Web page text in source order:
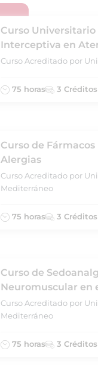
Curso
Interceptiva en
Curso Acreditado por
75 horas 3 Créditos
Curso de
Alergias
Curso Acreditado por
Mediterráneo
75 horas 3 Créditos
Curso de
Neuromuscular en
Curso Acreditado por
Mediterráneo
75 horas 3 Créditos